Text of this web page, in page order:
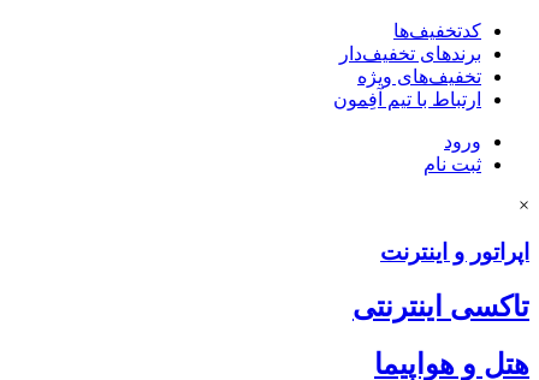
کدتخفیف‌ها
برندهای تخفیف‌دار
تخفیف‌های ویژه
ارتباط با تیم آفِمون
ورود
ثبت نام
×
اپراتور و اینترنت
تاکسی اینترنتی
هتل و هواپیما